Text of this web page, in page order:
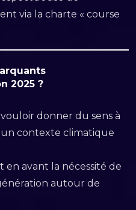
via la charte « course
2025 ?
donner du sens à
un contexte climatique
en avant la nécessité de
autour de